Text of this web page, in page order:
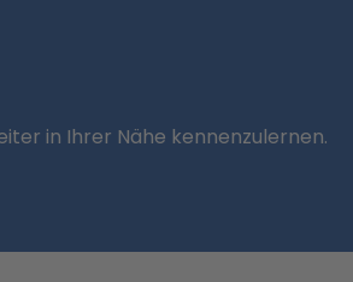
in Ihrer Nähe kennenzulernen.